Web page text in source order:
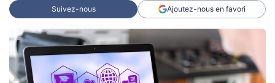
Suivez-nous Ajoutez-nous en favori